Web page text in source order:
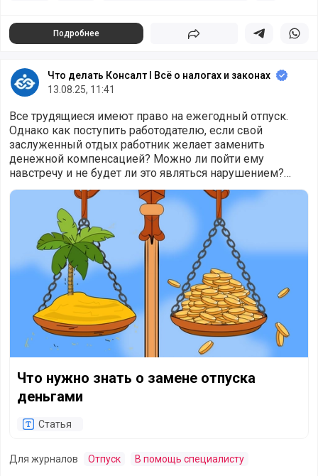
Подробнее Поделиться Поделиться в
Что делать Консалт I Всё о налогах и законах
13.08.25, 11:41
Все трудящиеся имеют право на ежегодный отпуск.
Однако как поступить работодателю, если свой
заслуженный отдых работник желает заменить
денежной компенсацией? Можно ли пойти ему
навстречу и не будет ли это являться нарушением?
Отвечает эксперт.
Что нужно знать о замене отпуска деньгами
Что нужно знать о замене отпуска
деньгами
Статья
Для журналов Отпуск В помощь специалисту